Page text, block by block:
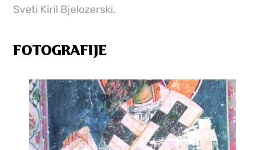
Sveti Kiril Bjelozerski.
FOTOGRAFIJE